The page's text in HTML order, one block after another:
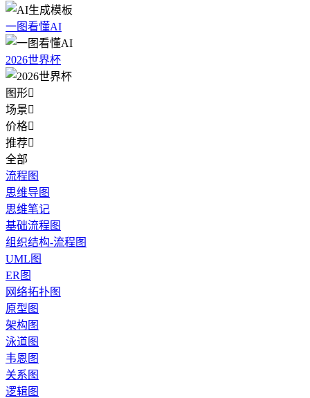
一图看懂AI
2026世界杯
图形
场景
价格
推荐
全部
流程图
思维导图
思维笔记
基础流程图
组织结构-流程图
UML图
ER图
网络拓扑图
原型图
架构图
泳道图
韦恩图
关系图
逻辑图